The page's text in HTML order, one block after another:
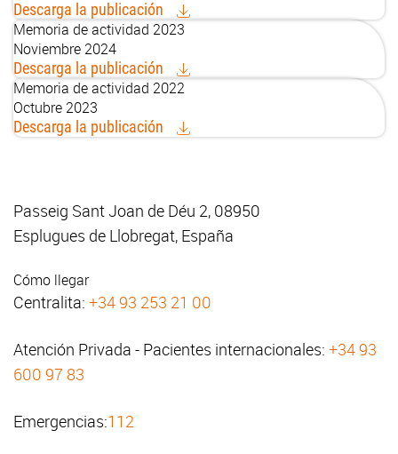
Descarga la publicación
Memoria de actividad 2023
Noviembre 2024
Descarga la publicación
Memoria de actividad 2022
Octubre 2023
Descarga la publicación
Passeig Sant Joan de Déu 2, 08950
Esplugues de Llobregat, España
Cómo llegar
Centralita: +34 93 253 21 00
Atención Privada - Pacientes internacionales: +34 93
600 97 83
Emergencias:112